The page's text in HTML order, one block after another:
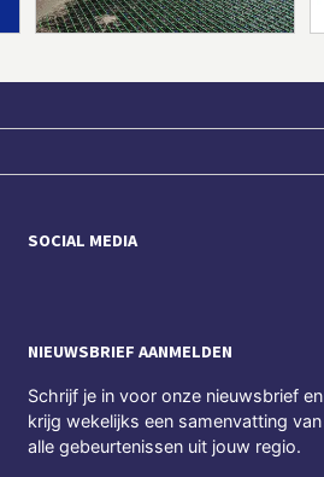
SOCIAL MEDIA
NIEUWSBRIEF AANMELDEN
Schrijf je in voor onze nieuwsbrief en
krijg wekelijks een samenvatting van
alle gebeurtenissen uit jouw regio.